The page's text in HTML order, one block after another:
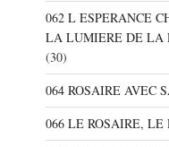
062 L ESPERANCE
LA LUMIERE DE LA
(30)
064 ROSAIRE AVEC
066 LE ROSAIRE,